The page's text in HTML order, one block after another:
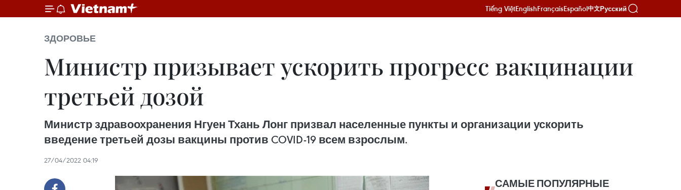
Tiếng ViệtEnglishFrançaisEspañol中文Русский
ЗДОРОВЬЕ
Министр призывает ускорить прогресс вакцинации
третьей дозой
Министр здравоохранения Нгуен Тхань Лонг призвал населенные пункты и организации ускорить
введение третьей дозы вакцины против COVID-19 всем взрослым.
27/04/2022 04:19
САМЫЕ ПОПУЛЯРНЫЕ